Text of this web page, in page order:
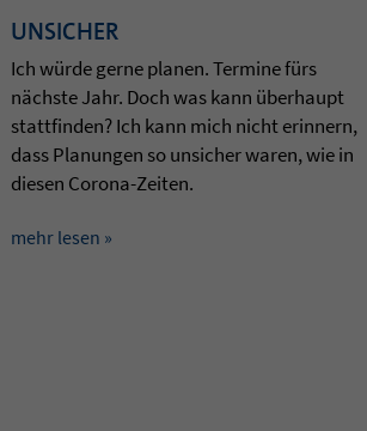
UNSICHER
Ich würde gerne pla­nen. Ter­mine fürs
nächste Jahr. Doch was kann über­haupt
statt­fin­den? Ich kann mich nicht erin­nern,
dass Pla­nun­gen so unsi­cher waren, wie in
die­sen Corona-Zei­ten.
mehr lesen »